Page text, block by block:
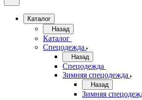
Каталог
Назад
Каталог
Спецодежда
Назад
Спецодежда
Зимняя спецодежда
Назад
Зимняя